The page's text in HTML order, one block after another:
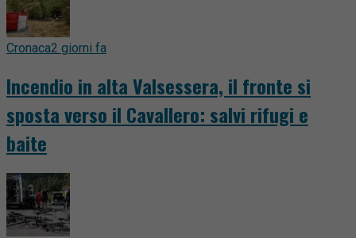
Cronaca2 giorni fa
Incendio in alta Valsessera, il fronte si
sposta verso il Cavallero: salvi rifugi e
baite